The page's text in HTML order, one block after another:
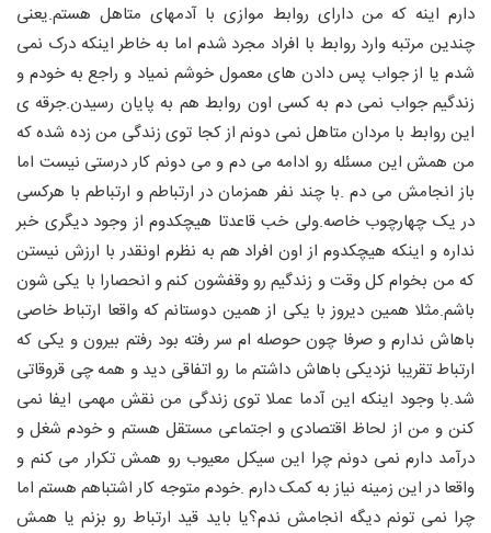
دارم اینه که من دارای روابط موازی با آدمهای متاهل هستم.یعنی
چندین مرتبه وارد روابط با افراد مجرد شدم اما به خاطر اینکه درک نمی
شدم یا از جواب پس دادن های معمول خوشم نمیاد و راجع به خودم و
زندگیم جواب نمی دم به کسی اون روابط هم به پایان رسیدن.جرقه ی
این روابط با مردان متاهل نمی دونم از کجا توی زندگی من زده شده که
من همش این مسئله رو ادامه می دم و می دونم کار درستی نیست اما
باز انجامش می دم .با چند نفر همزمان در ارتباطم و ارتباطم با هرکسی
در یک چهارچوب خاصه.ولی خب قاعدتا هیچکدوم از وجود دیگری خبر
نداره و اینکه هیچکدوم از اون افراد هم به نظرم اونقدر با ارزش نیستن
که من بخوام کل وقت و زندگیم رو وقفشون کنم و انحصارا با یکی شون
باشم.مثلا همین دیروز با یکی از همین دوستانم که واقعا ارتباط خاصی
باهاش ندارم و صرفا چون حوصله ام سر رفته بود رفتم بیرون و یکی که
ارتباط تقریبا نزدیکی باهاش داشتم ما رو اتفاقی دید و همه چی قروقاتی
شد.با وجود اینکه این آدما عملا توی زندگی من نقش مهمی ایفا نمی
کنن و من از لحاظ اقتصادی و اجتماعی مستقل هستم و خودم شغل و
درآمد دارم نمی دونم چرا این سیکل معیوب رو همش تکرار می کنم و
واقعا در این زمینه نیاز به کمک دارم .خودم متوجه کار اشتباهم هستم اما
چرا نمی تونم دیگه انجامش ندم؟یا باید قید ارتباط رو بزنم یا همش